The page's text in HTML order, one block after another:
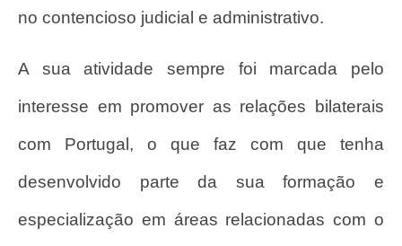
no contencioso judicial e administrativo.
A sua atividade sempre foi marcada pelo
interesse em promover as relações bilaterais
com Portugal, o que faz com que tenha
desenvolvido parte da sua formação e
especialização em áreas relacionadas com o